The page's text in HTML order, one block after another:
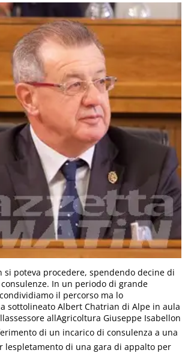
si poteva procedere, spendendo decine di
In un periodo di grande
il percorso ma lo
sottolineato Albert Chatrian di Alpe in aula
allAgricoltura Giuseppe Isabellon
di un incarico di consulenza a una
lespletamento di una gara di appalto per